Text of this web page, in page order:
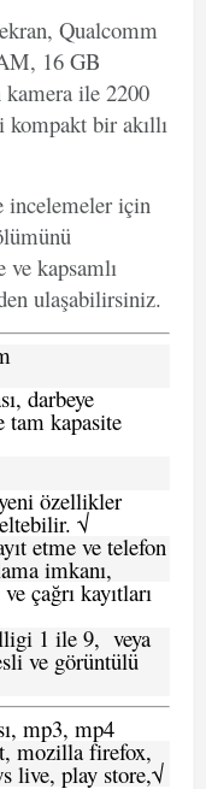
Qualcomm
16 GB
ile 2200
kompakt bir akıllı
incelemeler için
kapsamlı
ulaşabilirsiniz.
darbeye
tam kapasite
özellikler
√
etme ve telefon
imkanı,
çağrı kayıtları
1 ile 9, veya
ve görüntülü
mp3, mp4
mozilla firefox,
live, play store,√